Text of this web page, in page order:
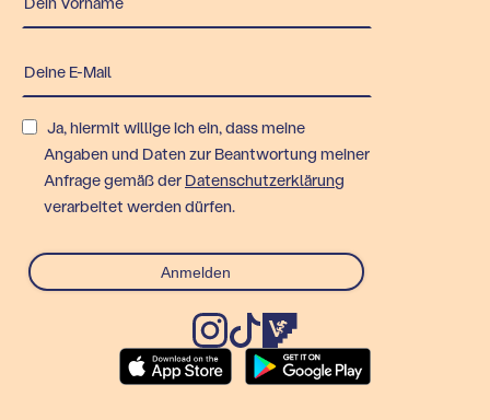
Ja, hiermit willige ich ein, dass meine
Angaben und Daten zur Beantwortung meiner
Anfrage gemäß der Datenschutzerklärung
verarbeitet werden dürfen.